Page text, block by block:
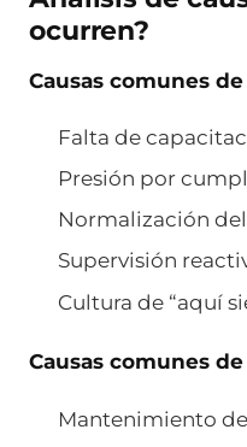
ocurren?
Causas comunes
Falta de
Presión por
Normalización
Supervisión
Cultura de “aquí
Causas comunes
Mantenimiento